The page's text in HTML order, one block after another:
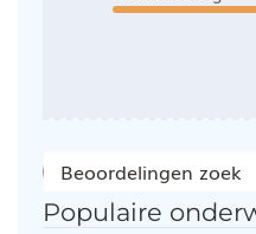
zoeken
Populaire